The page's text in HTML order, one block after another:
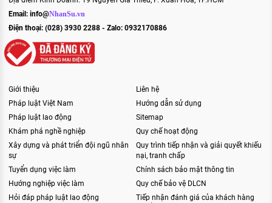
Email: info@NhanSu.vn
Điện thoại: (028) 3930 2288 - Zalo: 0932170886
Giới thiệu
Pháp luật Việt Nam
Pháp luật lao động
Khám phá nghề nghiệp
Xây dựng và phát triển đội ngũ nhân
sự
Tuyển dụng việc làm
Hướng nghiệp việc làm
Hỏi đáp pháp luật lao động
Liên hệ
Hướng dẫn sử dụng
Sitemap
Quy chế hoạt động
Quy trình tiếp nhận và giải quyết khiếu
nại, tranh chấp
Chính sách bảo mật thông tin
Quy chế bảo vệ DLCN
Tiếp nhận đánh giá của khách hàng